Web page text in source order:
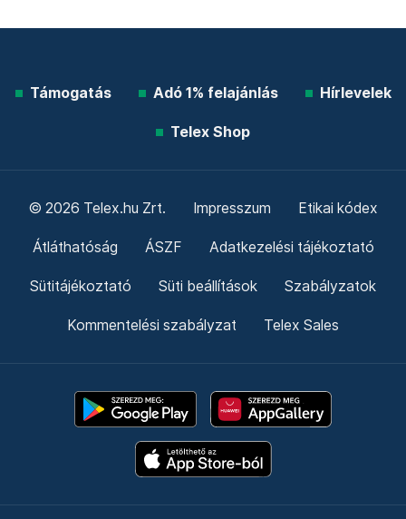
Támogatás Adó 1% felajánlás Hírlevelek
Telex Shop
© 2026 Telex.hu Zrt. Impresszum Etikai kódex
Átláthatóság ÁSZF Adatkezelési tájékoztató
Sütitájékoztató Süti beállítások Szabályzatok
Kommentelési szabályzat Telex Sales